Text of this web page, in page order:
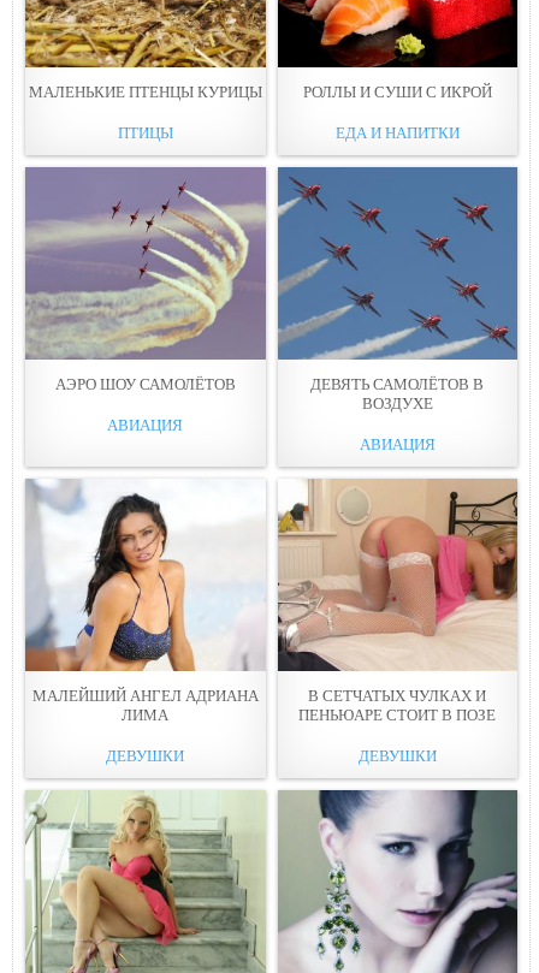
МАЛЕНЬКИЕ ПТЕНЦЫ КУРИЦЫ
ПТИЦЫ
РОЛЛЫ И СУШИ С ИКРОЙ
ЕДА И НАПИТКИ
АЭРО ШОУ САМОЛЁТОВ
АВИАЦИЯ
ДЕВЯТЬ САМОЛЁТОВ В
ВОЗДУХЕ
АВИАЦИЯ
МАЛЕЙШИЙ АНГЕЛ АДРИАНА
ЛИМА
ДЕВУШКИ
В СЕТЧАТЫХ ЧУЛКАХ И
ПЕНЬЮАРЕ СТОИТ В ПОЗЕ
ДЕВУШКИ